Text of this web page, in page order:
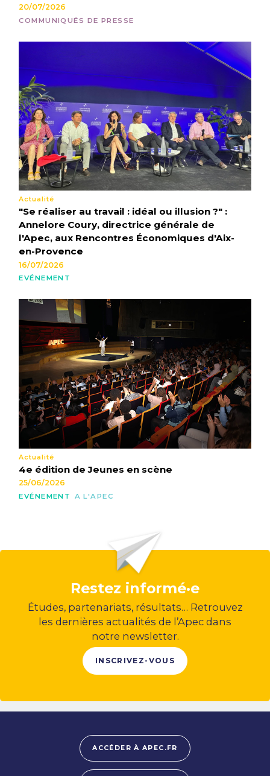
20/07/2026
COMMUNIQUÉS DE PRESSE
Actualité
"Se réaliser au travail : idéal ou illusion ?" :
Annelore Coury, directrice générale de
l'Apec, aux Rencontres Économiques d'Aix-
en-Provence
16/07/2026
EVÉNEMENT
Actualité
4e édition de Jeunes en scène
25/06/2026
EVÉNEMENT A L'APEC
Restez informé·e
Études, partenariats, résultats… Retrouvez
les dernières actualités de l’Apec dans
notre newsletter.
INSCRIVEZ-VOUS
ACCÉDER À APEC.FR